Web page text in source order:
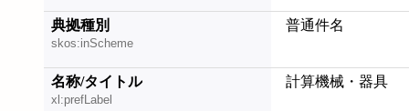
典拠種別
skos:inScheme
普通件名
名称/タイトル
xl:prefLabel
計算機械・器具